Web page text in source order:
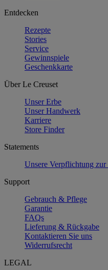
Entdecken
Rezepte
Stories
Service
Gewinnspiele
Geschenkkarte
Über Le Creuset
Unser Erbe
Unser Handwerk
Karriere
Store Finder
Statements
Unsere Verpflichtung
Support
Gebrauch & Pflege
Garantie
FAQs
Lieferung & Rückgabe
Kontaktieren Sie uns
Widerrufsrecht
LEGAL